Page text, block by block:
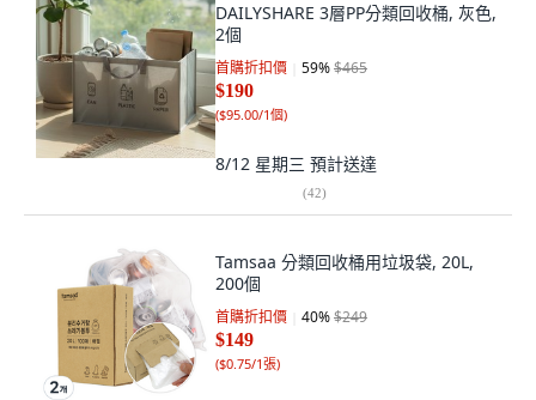
DAILYSHARE 3層PP分類回收桶, 灰色,
2個
首購折扣價 59%$465
$190
($95.00/1個)
8/12 星期三 預計送達
(42)
Tamsaa 分類回收桶用垃圾袋, 20L,
200個
首購折扣價 40%$249
$149
($0.75/1張)